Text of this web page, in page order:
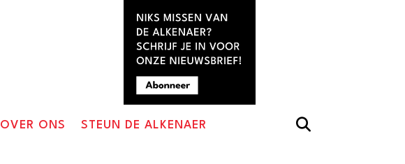
OVER ONS STEUN DE ALKENAER